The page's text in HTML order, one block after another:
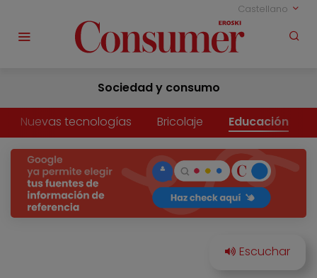
Castellano
Sociedad y consumo
Nuevas tecnologías Bricolaje Educación